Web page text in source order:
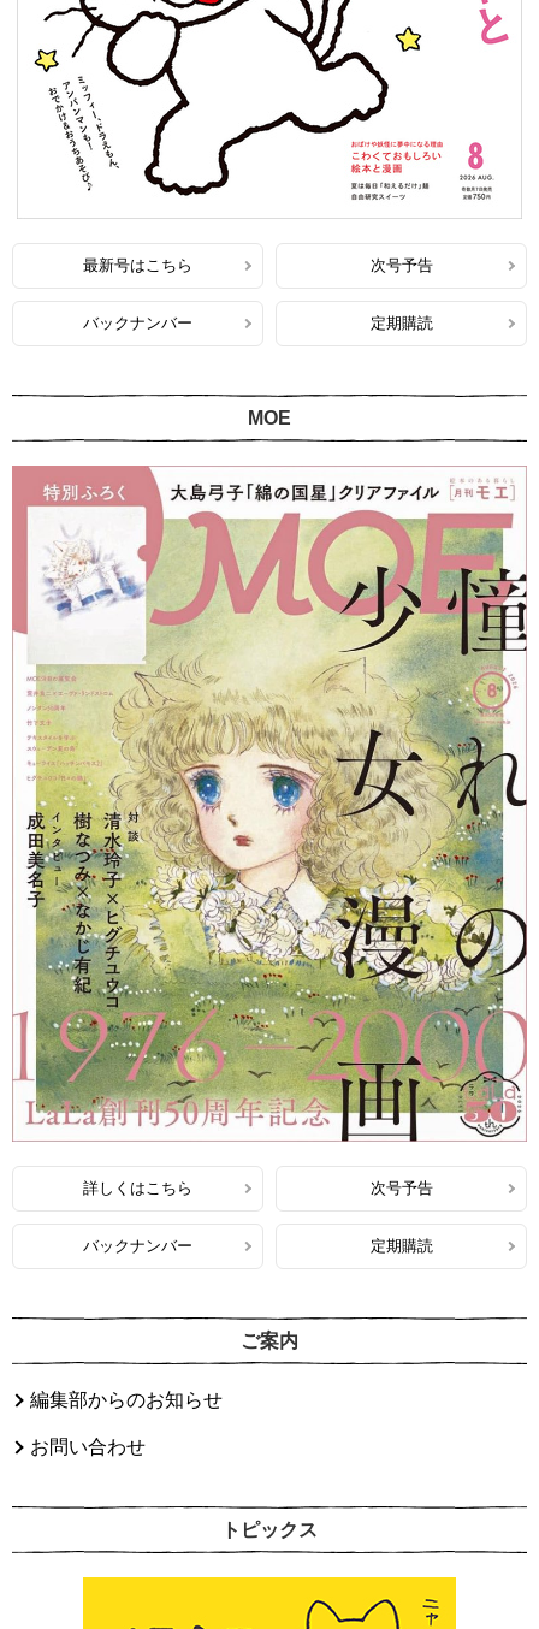
最新号はこちら 次号予告
バックナンバー 定期購読
MOE
詳しくはこちら 次号予告
バックナンバー 定期購読
ご案内
編集部からのお知らせ
お問い合わせ
トピックス